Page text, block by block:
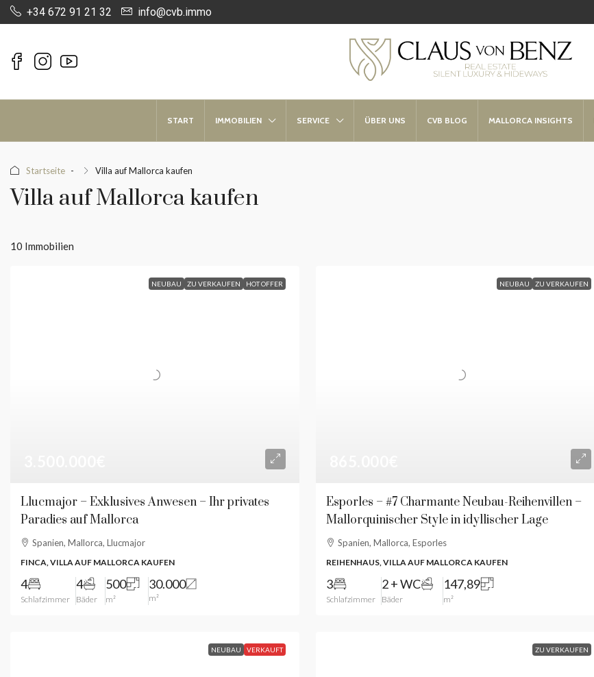
+34 672 91 21 32 info@cvb.immo
START IMMOBILIEN SERVICE ÜBER UNS CVB BLOG MALLORCA INSIGHTS
Startseite Villa auf Mallorca kaufen
Villa auf Mallorca kaufen
10 Immobilien
NEUBAU ZU VERKAUFEN HOT OFFER
Llucmajor – Exklusives Anwesen – Ihr privates
Paradies auf Mallorca
Spanien, Mallorca, Llucmajor
FINCA, VILLA AUF MALLORCA KAUFEN
4
Schlafzimmer
4
Bäder
500
m²
30.000
m²
NEUBAU ZU VERKAUFEN
Esporles – #7 Charmante Neubau-Reihenvillen –
Mallorquinischer Style in idyllischer Lage
Spanien, Mallorca, Esporles
REIHENHAUS, VILLA AUF MALLORCA KAUFEN
3
Schlafzimmer
2 + WC
Bäder
147,89
m²
NEUBAU VERKAUFT ZU VERKAUFEN